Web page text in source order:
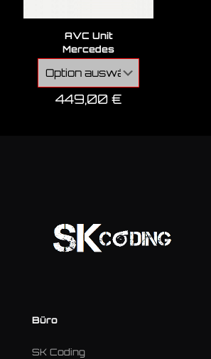
AVC Unit
Mercedes
449,00€
Büro
SK Coding